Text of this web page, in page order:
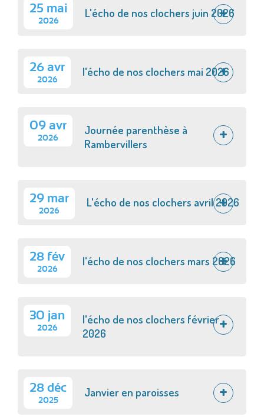
25 mai
2026
L'écho de nos clochers juin 2026
26 avr
2026
l'écho de nos clochers mai 2026
09 avr
2026
Journée parenthèse à
Rambervillers
29 mar
2026
L'écho de nos clochers avril 2026
28 fév
2026
l'écho de nos clochers mars 2026
30 jan
2026
l'écho de nos clochers février
2026
28 déc
2025
Janvier en paroisses